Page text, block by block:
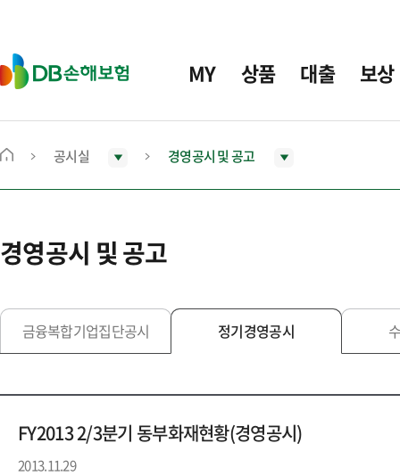
D
B
보
MY 상품 대출 보상
메
으
로
동
공시실 경영공시 및 공고
경영공시 및 공고
금융복합기업집단공시 정기경영공시
FY2013 2/3분기 동부화재현황(경영공시)
2013.11.29